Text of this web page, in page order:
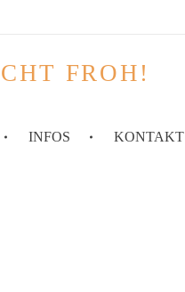
FROH!
INFOS KONTAKT